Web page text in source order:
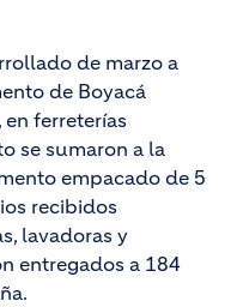
de marzo a
de Boyacá
ferreterías
se sumaron a la
empacado de 5
recibidos
lavadoras y
entregados a 184